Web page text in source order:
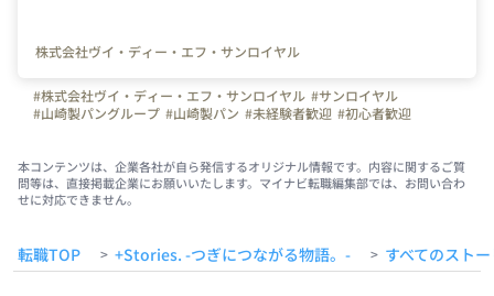
株式会社ヴイ・ディー・エフ・サンロイヤル
#株式会社ヴイ・ディー・エフ・サンロイヤル #サンロイヤル
#山崎製パングループ #山崎製パン #未経験者歓迎 #初心者歓迎
本コンテンツは、企業各社が自ら発信するオリジナル情報です。内容に関するご質
問等は、直接掲載企業にお願いいたします。マイナビ転職編集部では、お問い合わ
せに対応できません。
転職TOP > +Stories. -つぎにつながる物語。- > すべてのスト